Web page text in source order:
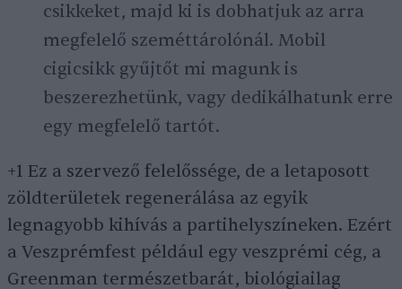
csikkeket, majd ki is dobhatjuk az arra
megfelelő szeméttárolónál. Mobil
cigicsikk gyűjtőt mi magunk is
beszerezhetünk, vagy dedikálhatunk erre
egy megfelelő tartót.
+1 Ez a szervező felelőssége, de a letaposott
zöldterületek regenerálása az egyik
legnagyobb kihívás a partihelyszíneken. Ezért
a Veszprémfest például egy veszprémi cég, a
Greenman természetbarát, biológiailag